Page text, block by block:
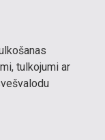
tulkojumi ar